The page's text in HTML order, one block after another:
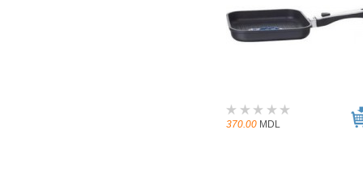
370.00 MDL